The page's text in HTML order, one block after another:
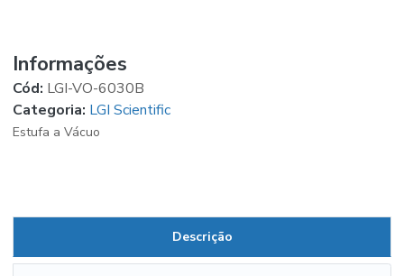
Informações
Cód: LGI-VO-6030B
Categoria: LGI Scientific
Estufa a Vácuo
Descrição